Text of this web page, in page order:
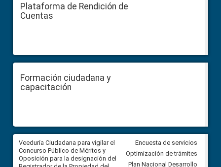
Plataforma de Rendición de
Cuentas
Formación ciudadana y
capacitación
Veeduría Ciudadana para vigilar el
Concurso Público de Méritos y
Oposición para la designación del
Veeduría Ciudadana para
construcción del asfaltado de
Encuesta de servicios
Optimización de trámites
Plan Nacional Desarrollo